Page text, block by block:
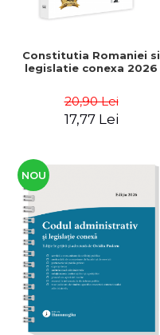
Constitutia Romaniei si
legislatie conexa 2026
20,90 Lei
17,77 Lei
NOU